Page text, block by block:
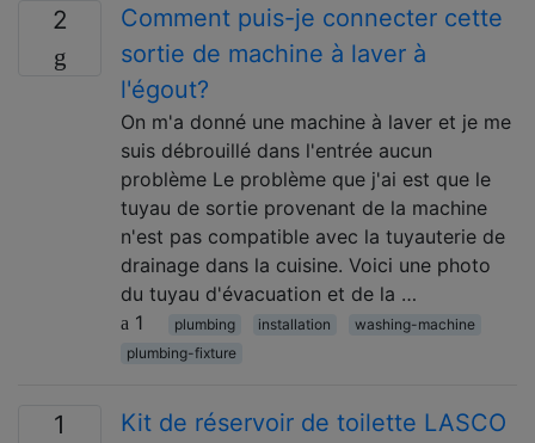
2
Comment puis-je connecter cette
sortie de machine à laver à
l'égout?
On m'a donné une machine à laver et je me
suis débrouillé dans l'entrée aucun
problème Le problème que j'ai est que le
tuyau de sortie provenant de la machine
n'est pas compatible avec la tuyauterie de
drainage dans la cuisine. Voici une photo
du tuyau d'évacuation et de la …
1
plumbing installation
washing-machine
plumbing-fixture
1
Kit de réservoir de toilette LASCO